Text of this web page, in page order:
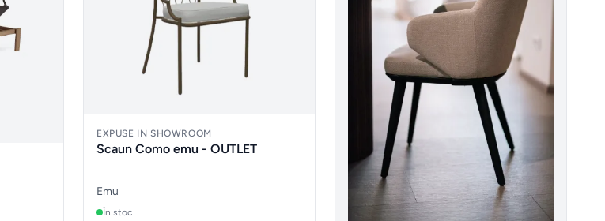
EXPUSE IN SHOWROOM
Scaun Como emu - OUTLET
Emu
În stoc